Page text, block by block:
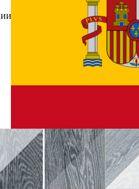
MELANGE